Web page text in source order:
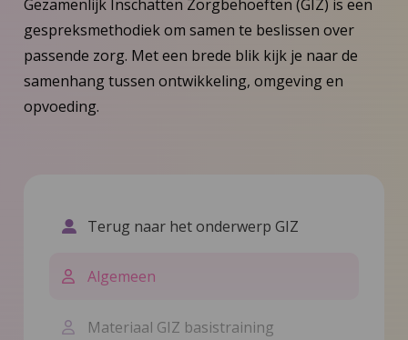
Gezamenlijk Inschatten Zorgbehoeften (GIZ) is een
gespreksmethodiek om samen te beslissen over
passende zorg. Met een brede blik kijk je naar de
samenhang tussen ontwikkeling, omgeving en
opvoeding.
Terug naar het onderwerp GIZ
Algemeen
Materiaal GIZ basistraining